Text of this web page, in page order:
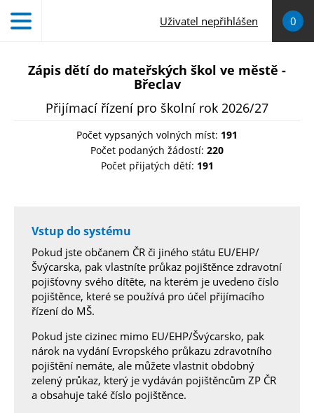
Uživatel nepřihlášen
0
Zápis dětí do mateřských škol ve městě -
Břeclav
Přijímací řízení pro školní rok 2026/27
Počet vypsaných volných míst: 191
Počet podaných žádostí: 220
Počet přijatých dětí: 191
Vstup do systému
Pokud jste občanem ČR či jiného státu EU/EHP/
Švýcarska, pak vlastníte průkaz pojištěnce zdravotní
pojišťovny svého dítěte, na kterém je uvedeno číslo
pojištěnce, které se používá pro účel přijímacího
řízení do MŠ.
Pokud jste cizinec mimo EU/EHP/Švýcarsko, pak
nárok na vydání Evropského průkazu zdravotního
pojištění nemáte, ale můžete vlastnit obdobný
zelený průkaz, který je vydáván pojištěncům ZP ČR
a obsahuje také číslo pojištěnce.